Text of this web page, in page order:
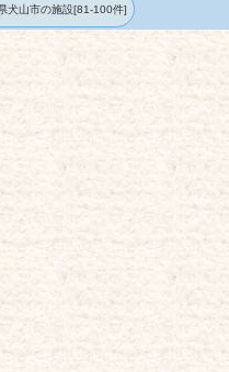
犬山市の施設[81-100件]